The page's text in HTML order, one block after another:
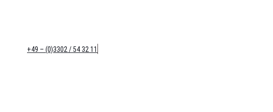
+49 – (0)3302 / 54 32 11